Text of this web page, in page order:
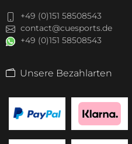
+49 (0)151 58508543
contact@cuesports.de
+49 (0)151 58508543
Unsere Bezahlarten